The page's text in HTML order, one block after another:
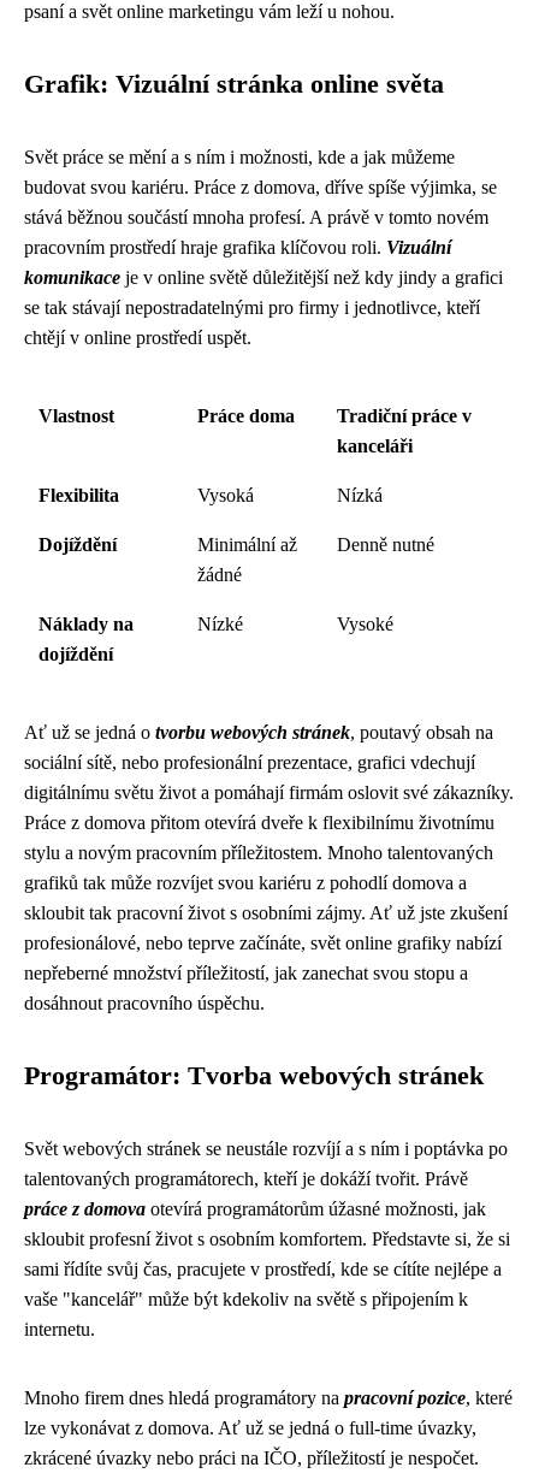
psaní a svět online marketingu vám leží u nohou.
Grafik: Vizuální stránka online světa
Svět práce se mění a s ním i možnosti, kde a jak můžeme
budovat svou kariéru. Práce z domova, dříve spíše výjimka, se
stává běžnou součástí mnoha profesí. A právě v tomto novém
pracovním prostředí hraje grafika klíčovou roli. Vizuální
komunikace je v online světě důležitější než kdy jindy a grafici
se tak stávají nepostradatelnými pro firmy i jednotlivce, kteří
chtějí v online prostředí uspět.
Vlastnost Práce doma
Tradiční práce v
kanceláři
Flexibilita Vysoká Nízká
Dojíždění
Minimální až
žádné
Denně nutné
Náklady na
dojíždění
Nízké Vysoké
Ať už se jedná o tvorbu webových stránek, poutavý obsah na
sociální sítě, nebo profesionální prezentace, grafici vdechují
digitálnímu světu život a pomáhají firmám oslovit své zákazníky.
Práce z domova přitom otevírá dveře k flexibilnímu životnímu
stylu a novým pracovním příležitostem. Mnoho talentovaných
grafiků tak může rozvíjet svou kariéru z pohodlí domova a
skloubit tak pracovní život s osobními zájmy. Ať už jste zkušení
profesionálové, nebo teprve začínáte, svět online grafiky nabízí
nepřeberné množství příležitostí, jak zanechat svou stopu a
dosáhnout pracovního úspěchu.
Programátor: Tvorba webových stránek
Svět webových stránek se neustále rozvíjí a s ním i poptávka po
talentovaných programátorech, kteří je dokáží tvořit. Právě
práce z domova otevírá programátorům úžasné možnosti, jak
skloubit profesní život s osobním komfortem. Představte si, že si
sami řídíte svůj čas, pracujete v prostředí, kde se cítíte nejlépe a
vaše "kancelář" může být kdekoliv na světě s připojením k
internetu.
Mnoho firem dnes hledá programátory na pracovní pozice, které
lze vykonávat z domova. Ať už se jedná o full-time úvazky,
zkrácené úvazky nebo práci na IČO, příležitostí je nespočet.